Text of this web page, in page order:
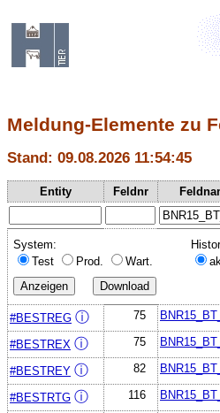
Meldung-Elemente zu
Stand: 09.08.2026 11:54:45
Entity Feldnr
System:
Test
Prod. Wart.
#BESTREG ⓘ 75
#BESTREX ⓘ 75
#BESTREY ⓘ 82
#BESTRTG ⓘ 116